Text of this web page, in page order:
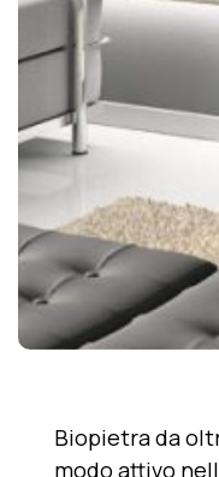
Biopietra da
modo attivo